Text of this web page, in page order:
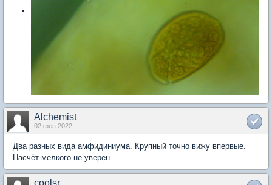
Alchemist
02 фев 2022
Два разных вида амфидиниума. Крупный точно вижу впервые.
Насчёт мелкого не уверен.